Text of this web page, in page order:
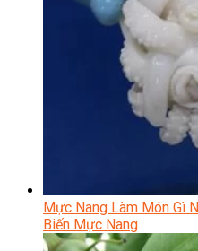
Mực Nang Làm Món Gì
Biến Mực Nang